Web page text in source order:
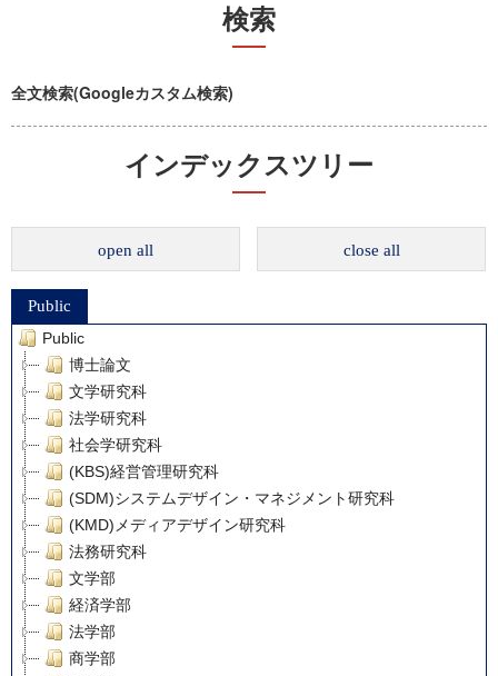
検索
全文検索(Googleカスタム検索)
インデックスツリー
open all close all
Public
Public
博士論文
文学研究科
法学研究科
社会学研究科
(KBS)経営管理研究科
(SDM)システムデザイン・マネジメント研究科
(KMD)メディアデザイン研究科
法務研究科
文学部
経済学部
法学部
商学部